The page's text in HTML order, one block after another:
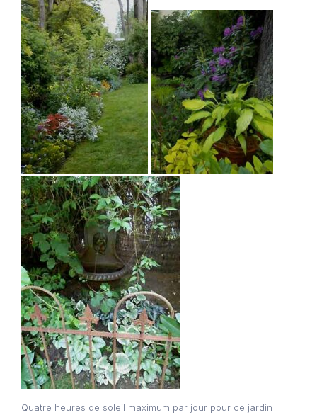
Quatre heures de soleil maximum par jour pour ce jardin